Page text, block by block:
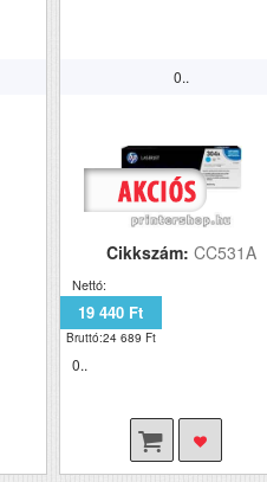
0..
Cikkszám:CC531A
Nettó:
19 440 Ft
Bruttó:24 689 Ft
0..